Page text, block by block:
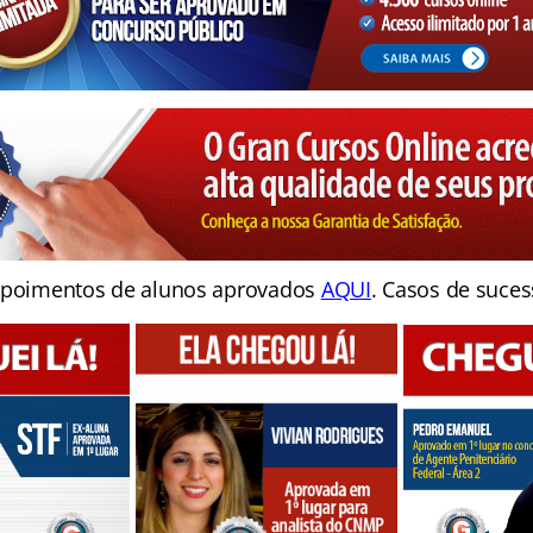
de alunos aprovados AQUI. Casos de